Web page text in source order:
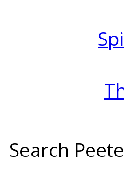
Search